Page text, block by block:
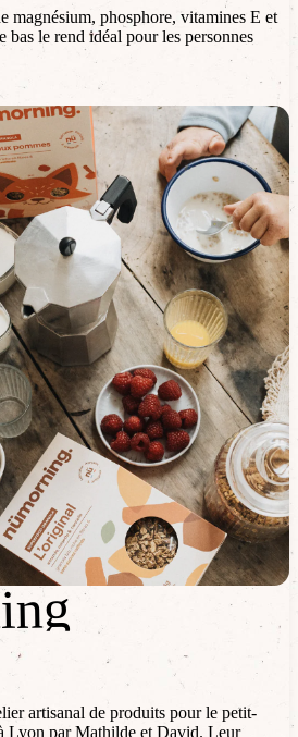
magnésium, phosphore, vitamines E et
le rend idéal pour les personnes
artisanal de produits pour le petit-
Lyon par Mathilde et David. Leur